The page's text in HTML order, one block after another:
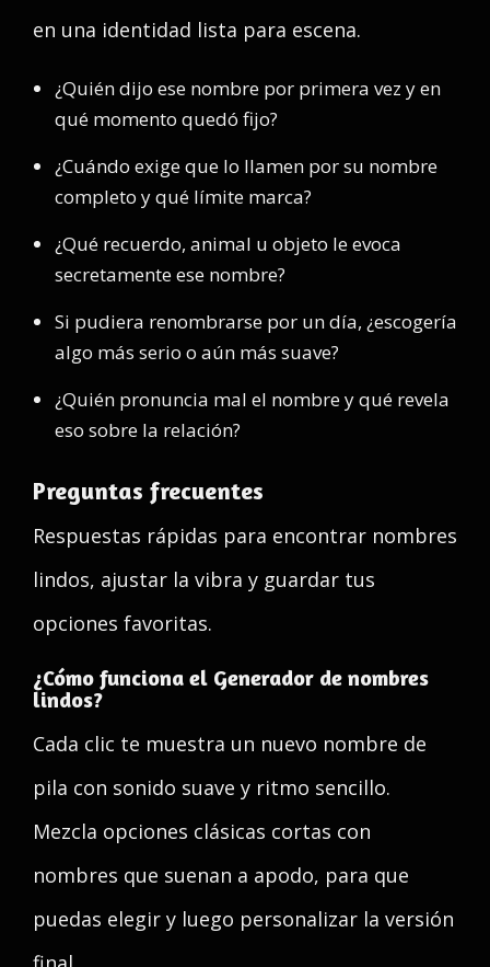
en una identidad lista para escena.
¿Quién dijo ese nombre por primera vez y en
qué momento quedó fijo?
¿Cuándo exige que lo llamen por su nombre
completo y qué límite marca?
¿Qué recuerdo, animal u objeto le evoca
secretamente ese nombre?
Si pudiera renombrarse por un día, ¿escogería
algo más serio o aún más suave?
¿Quién pronuncia mal el nombre y qué revela
eso sobre la relación?
Preguntas frecuentes
Respuestas rápidas para encontrar nombres
lindos, ajustar la vibra y guardar tus
opciones favoritas.
¿Cómo funciona el Generador de nombres
lindos?
Cada clic te muestra un nuevo nombre de
pila con sonido suave y ritmo sencillo.
Mezcla opciones clásicas cortas con
nombres que suenan a apodo, para que
puedas elegir y luego personalizar la versión